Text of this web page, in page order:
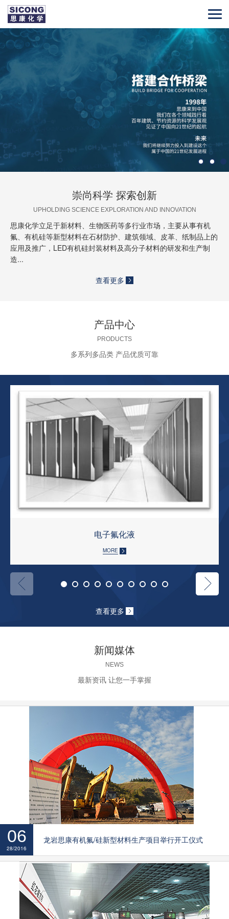
崇尚科学 探索创新
UPHOLDING SCIENCE EXPLORATION AND INNOVATION
思康化学立足于新材料、生物医药等多行业市场，主要从事有机
氟、有机硅等新型材料在石材防护、建筑领域、皮革、纸制品上的
应用及推广，LED有机硅封装材料及高分子材料的研发和生产制
造...
查看更多
产品中心
PRODUCTS
多系列多品类 产品优质可靠
电子氟化液
MORE
查看更多
新闻媒体
NEWS
最新资讯 让您一手掌握
06
28/2016
龙岩思康有机氟/硅新型材料生产项目举行开工仪式